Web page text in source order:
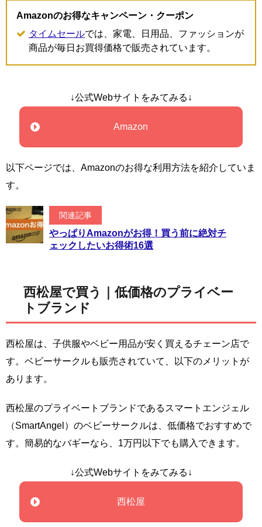
Amazonのお得なキャンペーン・クーポン
タイムセールでは、家電、日用品、ファッションが
商品が毎日お買得価格で販売されています。
↓公式Webサイトをみてみる↓
Amazon
以下ページでは、Amazonのお得な利用方法を紹介していま
す。
関連記事
やっぱりAmazonがお得！買う前に絶対チ
ェックしたいお得術16選
西松屋で買う｜低価格のプライベー
トブランド
西松屋は、子供服やベビー用品が安く買えるチェーン店で
す。ベビーサークルも販売されていて、以下のメリットが
あります。
西松屋のプライベートブランドであるスマートエンジェル
（SmartAngel）のベビーサークルは、低価格でおすすめで
す。簡易的なバギーなら、1万円以下でも購入できます。
↓公式Webサイトをみてみる↓
西松屋